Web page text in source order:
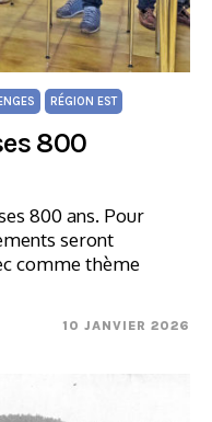
RÉGION EST
800
800 ans. Pour
seront
comme thème
10 JANVIER 2026